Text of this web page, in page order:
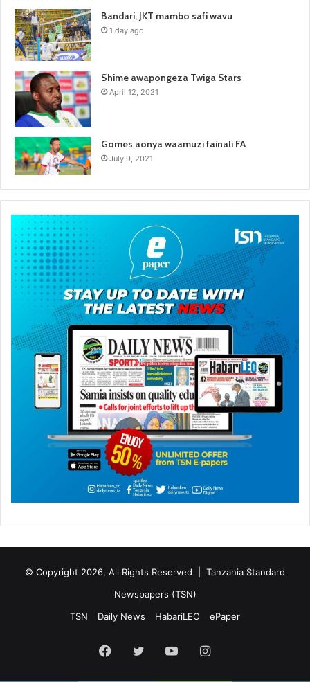
Bandari, JKT mambo safi wavu
1 day ago
Shime awapongeza Twiga Stars
April 12, 2021
Gomes aonya waamuzi fainali FA
July 9, 2021
© Copyright 2026, All Rights Reserved | Tanzania Standard
Newspapers (TSN)
TSN
Daily News HabariLEO ePaper
Facebook
Twitter YouTubeInstagram